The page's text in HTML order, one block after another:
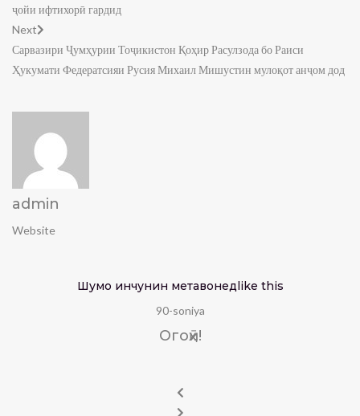
ҷойи ифтихорӣ гардид
Next
Сарвазири Ҷумҳурии Тоҷикистон Қоҳир Расулзода бо Раиси
Ҳукумати Федератсияи Русия Михаил Мишустин мулоқот анҷом дод
admin
Website
Шумо инчунин метавонед like this
90-soniya
Огоҳӣ!